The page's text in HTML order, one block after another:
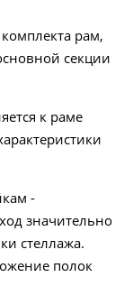
рам,
секции
к раме
-
значительно
стеллажа.
полок